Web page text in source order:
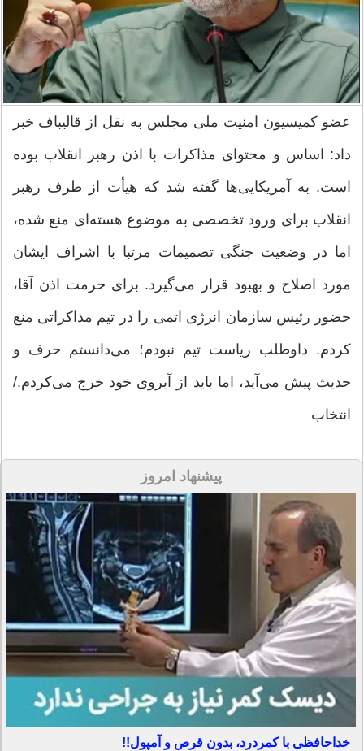
عضو کمیسیون امنیت ملی مجلس به نقل از قالیباف خبر
داد: اساس و محتوای مذاکرات با اذن رهبر انقلاب بوده
است. به آمریکایی‌ها گفته شد که هیأت از طرف رهبر
انقلاب برای ورود تخصصی به موضوع هسته‌ای منع شده،
اما در وضعیت جنگی تصمیمات مرتبا با اشراف ایشان
مورد اصلاح و بهبود قرار می‌گیرد. برای حرمت اذن آقا،
حضور رئیس سازمان انرژی اتمی را در تیم مذاکراتی منع
کردم. داوطلب ریاست تیم نبودم؛ می‌دانستم حرف و
حدیث پیش می‌آید، اما باید از آبروی خود خرج می‌کردم./
انتخاب
پیشنهاد امروز
خداحافظی با کمردرد، بدون قرص و آمپول!!